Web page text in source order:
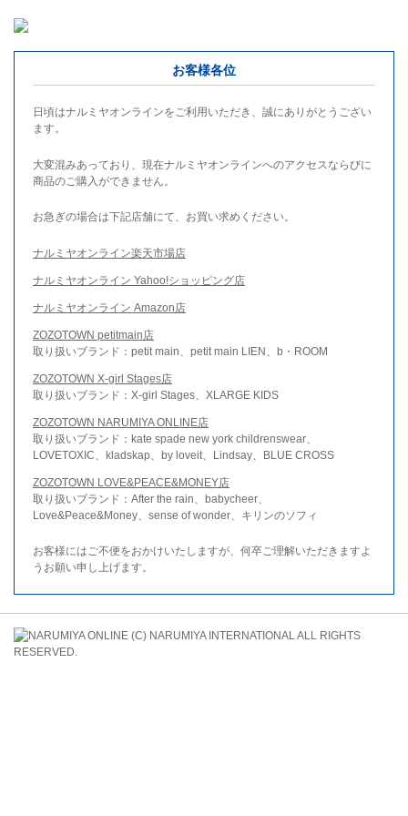
お客様各位
日頃はナルミヤオンラインをご利用いただき、誠にありがとうござい
ます。
大変混みあっており、現在ナルミヤオンラインへのアクセスならびに
商品のご購入ができません。
お急ぎの場合は下記店舗にて、お買い求めください。
ナルミヤオンライン楽天市場店
ナルミヤオンライン Yahoo!ショッピング店
ナルミヤオンライン Amazon店
ZOZOTOWN petitmain店
取り扱いブランド：petit main、petit main LIEN、b・ROOM
ZOZOTOWN X-girl Stages店
取り扱いブランド：X-girl Stages、XLARGE KIDS
ZOZOTOWN NARUMIYA ONLINE店
取り扱いブランド：kate spade new york childrenswear、
LOVETOXIC、kladskap、by loveit、Lindsay、BLUE CROSS
ZOZOTOWN LOVE&PEACE&MONEY店
取り扱いブランド：After the rain、babycheer、
Love&Peace&Money、sense of wonder、キリンのソフィ
お客様にはご不便をおかけいたしますが、何卒ご理解いただきますよ
うお願い申し上げます。